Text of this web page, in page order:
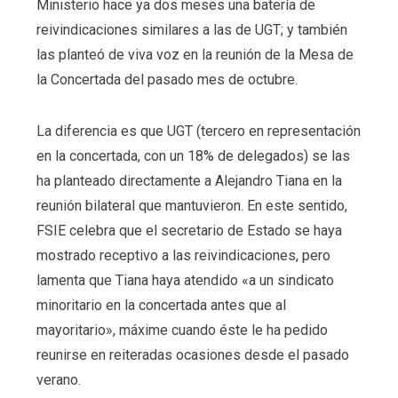
Ministerio hace ya dos meses una batería de
reivindicaciones similares a las de UGT; y también
las planteó de viva voz en la reunión de la Mesa de
la Concertada del pasado mes de octubre.
La diferencia es que UGT (tercero en representación
en la concertada, con un 18% de delegados) se las
ha planteado directamente a Alejandro Tiana en la
reunión bilateral que mantuvieron. En este sentido,
FSIE celebra que el secretario de Estado se haya
mostrado receptivo a las reivindicaciones, pero
lamenta que Tiana haya atendido «a un sindicato
minoritario en la concertada antes que al
mayoritario», máxime cuando éste le ha pedido
reunirse en reiteradas ocasiones desde el pasado
verano.